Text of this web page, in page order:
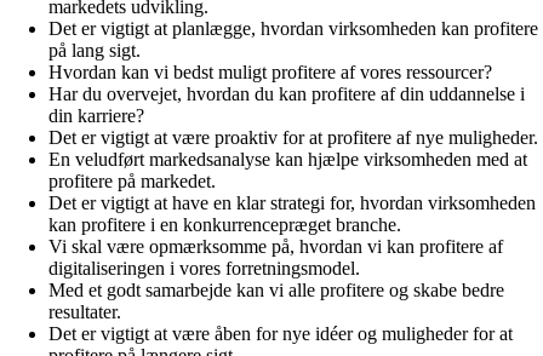
markedets udvikling.
Det er vigtigt at planlægge, hvordan virksomheden kan profitere
på lang sigt.
Hvordan kan vi bedst muligt profitere af vores ressourcer?
Har du overvejet, hvordan du kan profitere af din uddannelse i
din karriere?
Det er vigtigt at være proaktiv for at profitere af nye muligheder.
En veludført markedsanalyse kan hjælpe virksomheden med at
profitere på markedet.
Det er vigtigt at have en klar strategi for, hvordan virksomheden
kan profitere i en konkurrencepræget branche.
Vi skal være opmærksomme på, hvordan vi kan profitere af
digitaliseringen i vores forretningsmodel.
Med et godt samarbejde kan vi alle profitere og skabe bedre
resultater.
Det er vigtigt at være åben for nye idéer og muligheder for at